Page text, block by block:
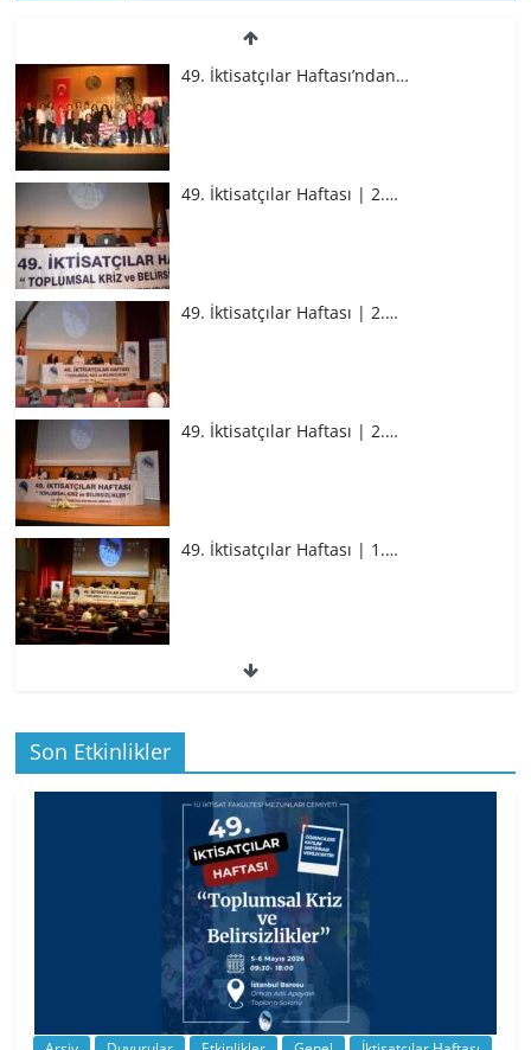
49. İktisatçılar Haftası’ndan…
49. İktisatçılar Haftası | 2.…
49. İktisatçılar Haftası | 2.…
49. İktisatçılar Haftası | 2.…
49. İktisatçılar Haftası | 1.…
49. İktisatçılar Haftası | 1.…
BİZ İKTİSATLILAR: İÇİMİZDEN BİRİ PROF.
…
Son Etkinlikler